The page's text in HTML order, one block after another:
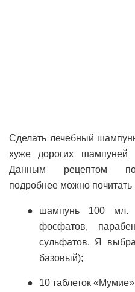
Сделать лечебный
хуже дорогих шампуней
Данным рецептом
подробнее можно почитать
шампунь 100 мл.
фосфатов,
сульфатов. Я
базовый);
10 таблеток